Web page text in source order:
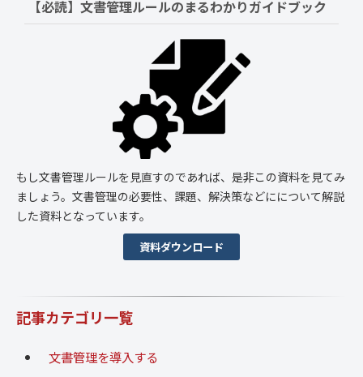
【必読】文書管理ルールのまるわかりガイドブック
もし文書管理ルールを見直すのであれば、是非この資料を見てみ
ましょう。文書管理の必要性、課題、解決策などにについて解説
した資料となっています。
資料ダウンロード
記事カテゴリ一覧
文書管理を導入する